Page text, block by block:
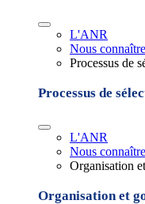
L'ANR
Nous connaître
Processus de
Processus de
L'ANR
Nous connaître
Organisation
Organisation et